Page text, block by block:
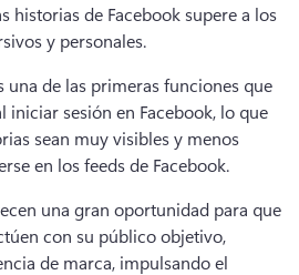
historias de Facebook supere a los
y personales.
una de las primeras funciones que
iniciar sesión en Facebook, lo que
sean muy visibles y menos
en los feeds de Facebook.
una gran oportunidad para que
con su público objetivo,
de marca, impulsando el